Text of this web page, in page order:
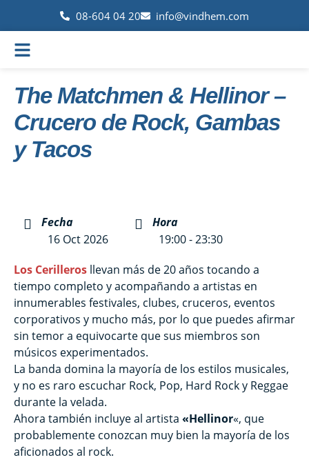
08-604 04 20 info@vindhem.com
The Matchmen & Hellinor –
Crucero de Rock, Gambas
y Tacos
Fecha
16 Oct 2026
Hora
19:00 - 23:30
Los Cerilleros llevan más de 20 años tocando a
tiempo completo y acompañando a artistas en
innumerables festivales, clubes, cruceros, eventos
corporativos y mucho más, por lo que puedes afirmar
sin temor a equivocarte que sus miembros son
músicos experimentados.
La banda domina la mayoría de los estilos musicales,
y no es raro escuchar Rock, Pop, Hard Rock y Reggae
durante la velada.
Ahora también incluye al artista «Hellinor«, que
probablemente conozcan muy bien la mayoría de los
aficionados al rock.